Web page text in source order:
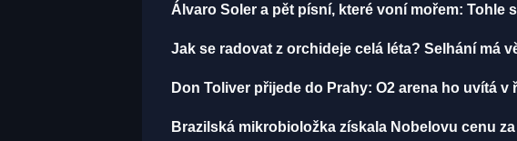
Álvaro Soler a pět písní, které voní mořem: Tohle
Jak se radovat z orchideje celá léta? Selhání má
Don Toliver přijede do Prahy: O2 arena ho uvítá v
Brazilská mikrobioložka získala Nobelovu cenu